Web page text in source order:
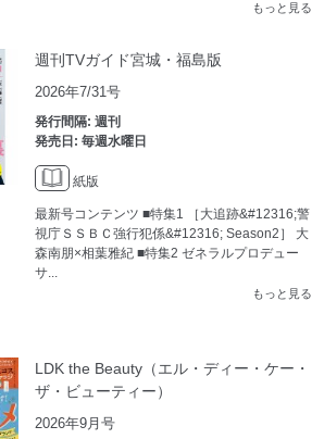
もっと見る
週刊TVガイド宮城・福島版
2026年7/31号
発行間隔: 週刊
発売日: 毎週水曜日
紙版
最新号コンテンツ ■特集1 ［大追跡&#12316;警
視庁ＳＳＢＣ強行犯係&#12316; Season2］ 大
森南朋×相葉雅紀 ■特集2 ゼネラルプロデュー
サ...
もっと見る
LDK the Beauty（エル・ディー・ケー・
ザ・ビューティー）
2026年9月号